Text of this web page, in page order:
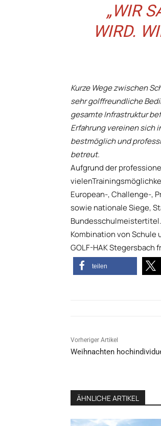
„WIR
WIRD.
Kurze Wege zwischen
sehr golffreundliche
gesamte Infrastruktur
Erfahrung vereinen sich
bestmöglich und
betreut.
Aufgrund der
European-, Challenge-,
sowie nationale Siege,
Kombination von
GOLF-HAK Stegersbach
teilen
Vorheriger Artikel
Weihnachten
ÄHNLICHE ARTIKEL